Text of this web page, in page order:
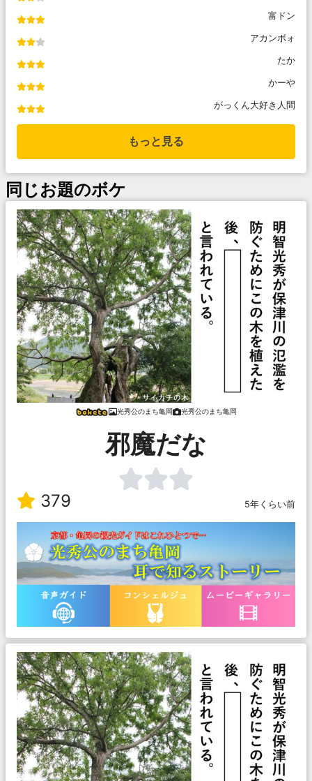
富ドン
アカンボォ
たか
かーや
がっくん大好き人間
もっと見る
同じお題のボケ
光秀公のまち亀岡 光秀公のまち亀岡
邪魔だな
379 5年くらい前